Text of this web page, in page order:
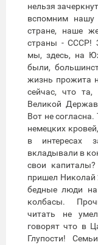
нельзя
вспомним нашу
стране, наше
страны - СССР!
мы, здесь, на
были,
жизнь прожита
сейчас, что
Великой
Вот не
немецких
в интересах
вкладывали в
свои
пришел Николай
бедные люди
колбасы.
читать не
говорят что в
Глупости!